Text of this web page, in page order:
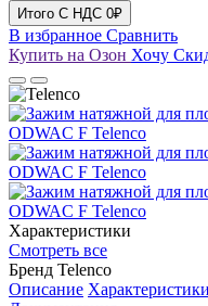
Итого C НДС 0₽
В избранное Сравнить
Купить на Озон Хочу
Характеристики
Смотреть все
Бренд Telenco
Описание Характеристики